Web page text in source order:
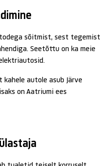
sõitmist, sest tegemist
Seetõttu on ka meie
autole asub Järve
on Aatriumi ees